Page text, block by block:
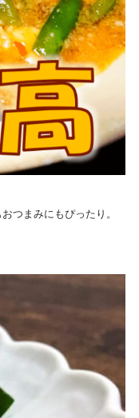
つまみにもぴったり。